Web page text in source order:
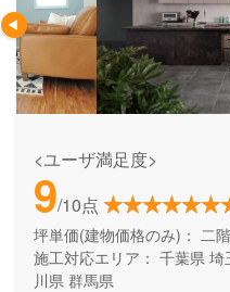
<ユーザ満足度>
9/10点
坪単価(建物価格のみ)： 二
施工対応エリア： 千葉県 埼
川県 群馬県